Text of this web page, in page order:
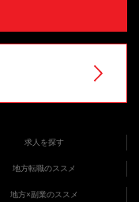
求人を探す
地方転職のススメ
地方×副業のススメ